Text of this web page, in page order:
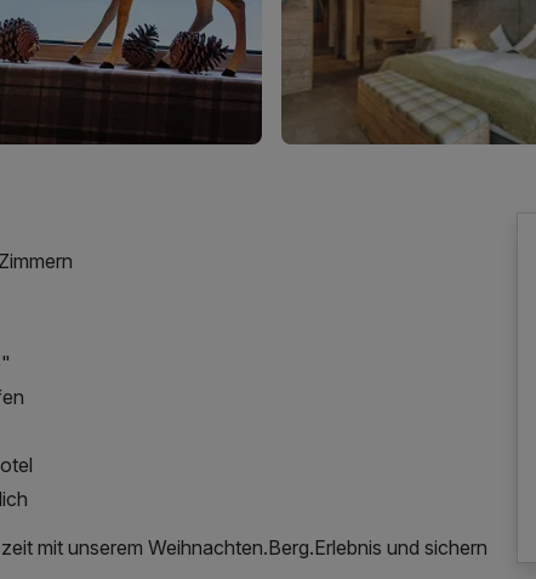
mit unserem Weihnachten.Berg.Erlebnis und sichern